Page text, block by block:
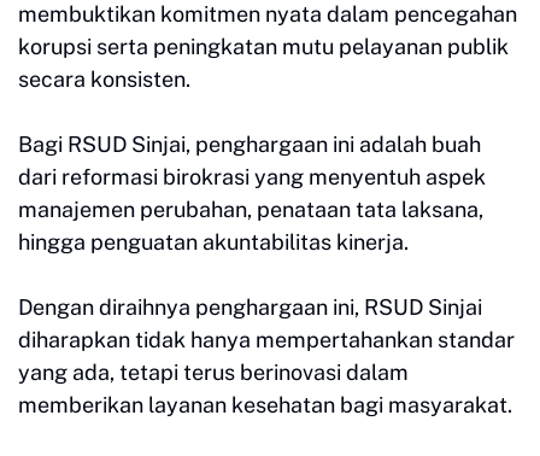
membuktikan komitmen nyata dalam pencegahan
korupsi serta peningkatan mutu pelayanan publik
secara konsisten.
Bagi RSUD Sinjai, penghargaan ini adalah buah
dari reformasi birokrasi yang menyentuh aspek
manajemen perubahan, penataan tata laksana,
hingga penguatan akuntabilitas kinerja.
Dengan diraihnya penghargaan ini, RSUD Sinjai
diharapkan tidak hanya mempertahankan standar
yang ada, tetapi terus berinovasi dalam
memberikan layanan kesehatan bagi masyarakat.